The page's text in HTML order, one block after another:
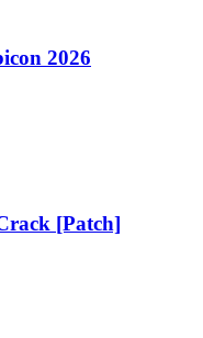
2026
[Patch]